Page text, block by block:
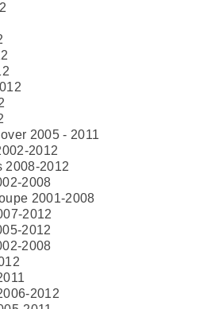
2005 - 2011
2012
2008-2012
2008
2001-2008
2012
2012
2008
2012